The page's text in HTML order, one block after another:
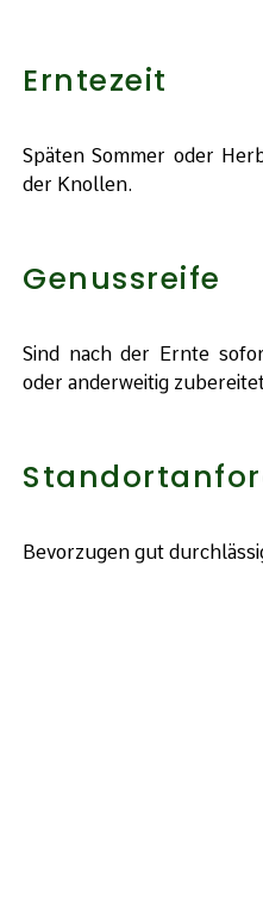
Erntezeit
Späten Sommer oder
der Knollen.
Genussreife
Sind nach der Ernte
oder anderweitig
Bevorzugen gut